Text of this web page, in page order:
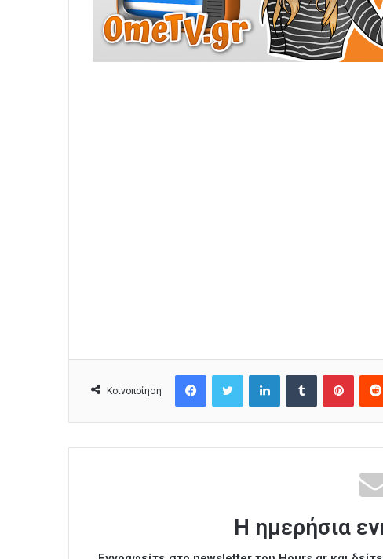
Κοινοποίηση
Η ημερήσια